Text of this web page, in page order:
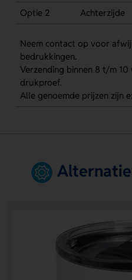
Optie 2
Achterzijde
Neem contact op voor
bedrukkingen.
Verzending binnen 8 t/m
drukproef.
Alle genoemde prijzen zijn